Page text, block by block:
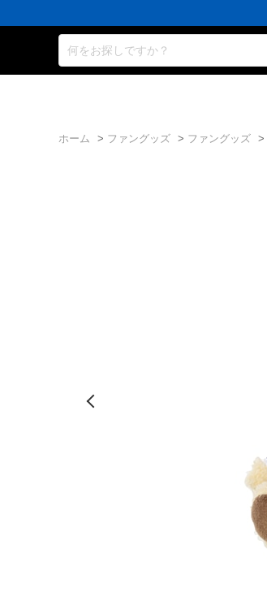
何をお探しですか？
ホーム > ファングッズ > ファングッズ >